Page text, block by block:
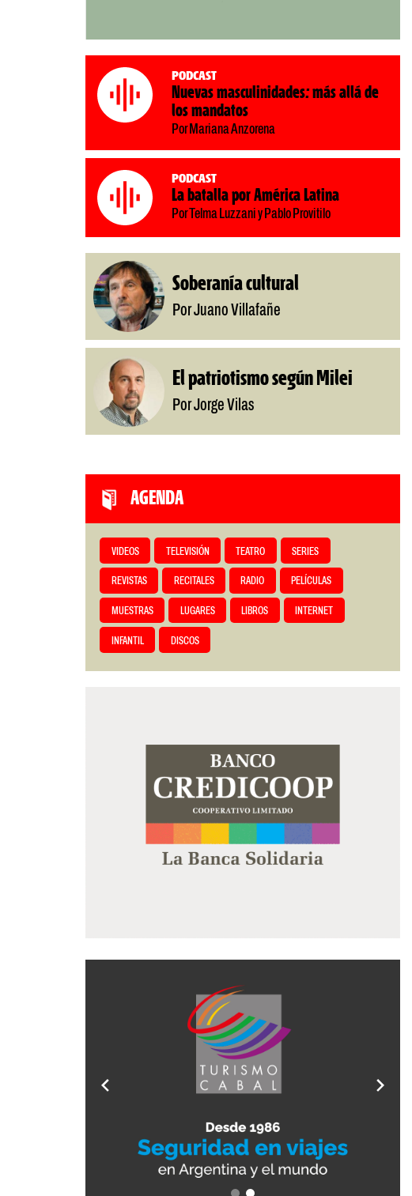
Podcast
Nuevas masculinidades: más allá de
los mandatos
Por Mariana Anzorena
Podcast
La batalla por América Latina
Por Telma Luzzani y Pablo Provitilo
Soberanía cultural
Por Juano Villafañe
El patriotismo según Milei
Por Jorge Vilas
AGENDA
VIDEOS TELEVISIÓN TEATRO SERIES
REVISTAS RECITALES RADIO PELÍCULAS
MUESTRAS LUGARES LIBROS INTERNET
INFANTIL DISCOS